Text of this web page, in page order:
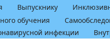
Выпускнику
обучения
инфекции